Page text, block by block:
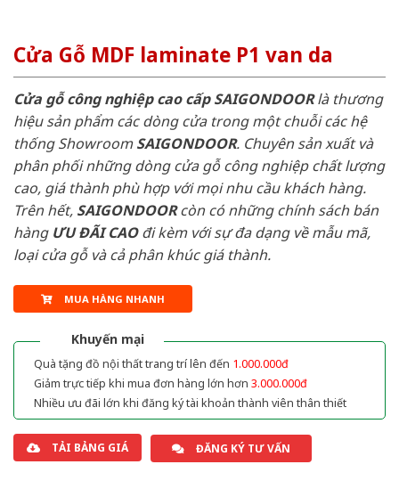
Cửa Gỗ MDF laminate P1 van da
Cửa gỗ công nghiệp cao cấp SAIGONDOORlà thương
hiệu sản phẩm các dòng cửa trong một chuỗi các hệ
thống ShowroomSAIGONDOOR. Chuyên sản xuất và
phân phối những dòng cửa gỗ công nghiệp chất lượng
cao, giá thành phù hợp với mọi nhu cầu khách hàng.
Trên hết, SAIGONDOORcòn có những chính sách bán
hàng ƯU ĐÃI CAOđi kèm với sự đa dạng về mẫu mã,
loại cửa gỗ và cả phân khúc giá thành.
MUA HÀNG NHANH
Khuyến mại
Quà tặng đồ nội thất trang trí lên đến 1.000.000đ
Giảm trực tiếp khi mua đơn hàng lớn hơn 3.000.000đ
Nhiều ưu đãi lớn khi đăng ký tài khoản thành viên thân thiết
TẢI BẢNG GIÁ ĐĂNG KÝ TƯ VẤN